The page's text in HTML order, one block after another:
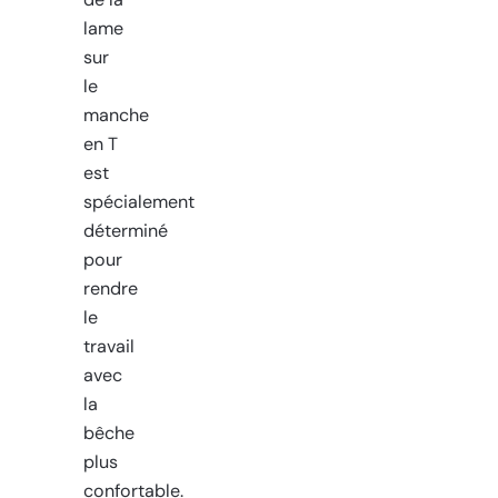
lame
sur
le
manche
en T
est
spécialement
déterminé
pour
rendre
le
travail
avec
la
bêche
plus
confortable.